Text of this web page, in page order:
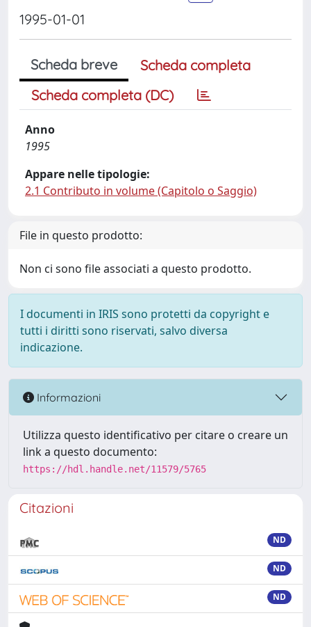
1995-01-01
Scheda breve
Scheda completa
Scheda completa (DC)
Anno
1995
Appare nelle tipologie:
2.1 Contributo in volume (Capitolo o Saggio)
File in questo prodotto:
Non ci sono file associati a questo prodotto.
I documenti in IRIS sono protetti da copyright e
tutti i diritti sono riservati, salvo diversa
indicazione.
Informazioni
Utilizza questo identificativo per citare o creare un
link a questo documento:
https://hdl.handle.net/11579/5765
Citazioni
ND
ND
ND